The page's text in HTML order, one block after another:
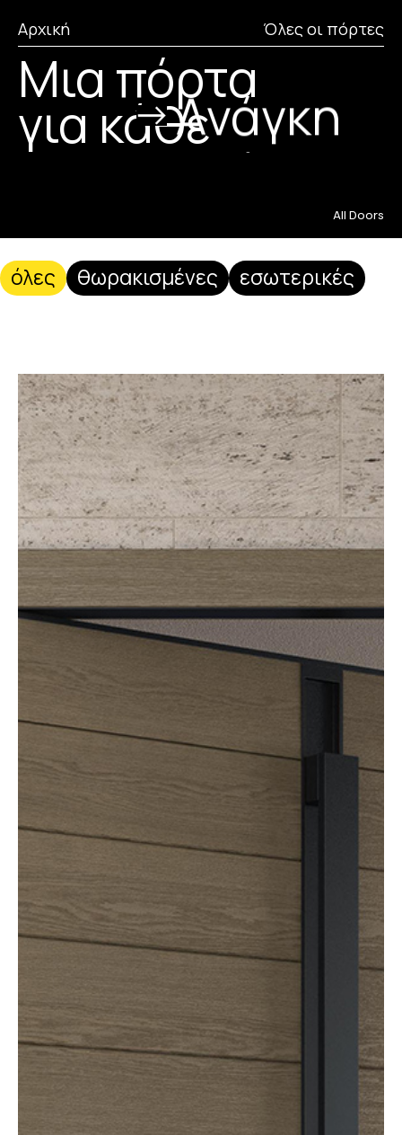
Αρχική Όλες οι πόρτες
Μια πόρτα
για κάθεEπιθυμία
Σπίτι
All Doors
όλες θωρακισμένες εσωτερικές